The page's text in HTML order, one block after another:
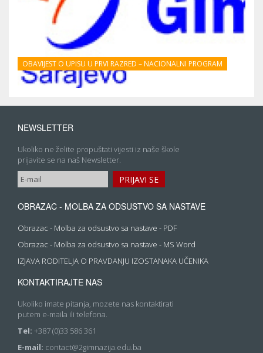
OBAVIJEST O UPISU U PRVI RAZRED – NACIONALNI PROGRAM
NEWSLETTER
Ukoliko ne želite propuštati vijesti iz naše škole
prijavite se na naš Newsletter.
OBRAZAC - MOLBA ZA ODSUSTVO SA NASTAVE
Obrazac - Molba za odsustvo sa nastave - PDF
Obrazac - Molba za odsustvo sa nastave - MS Word
IZJAVA RODITELJA O PRAVDANJU IZOSTANAKA UČENIKA
KONTAKTIRAJTE NAS
Ukoliko imate pitanja, mozete nas kontaktirati
putem e-maila ili telefona.
Tel: +387 (0)33 586 361
E-mail: contact@2gimnazija.edu.ba